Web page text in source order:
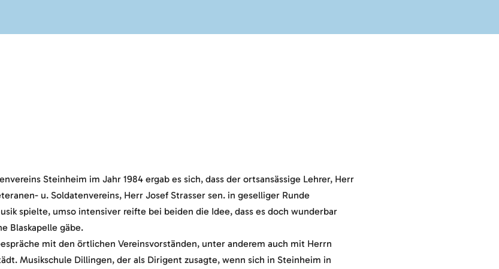
Steinheim im Jahr 1984 ergab es sich, dass der ortsansässige Lehrer, Herr
u. Soldatenvereins, Herr Josef Strasser sen. in geselliger Runde
spielte, umso intensiver reifte bei beiden die Idee, dass es doch wunderbar
Blaskapelle gäbe.
mit den örtlichen Vereinsvorständen, unter anderem auch mit Herrn
Musikschule Dillingen, der als Dirigent zusagte, wenn sich in Steinheim in